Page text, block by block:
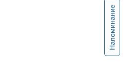
Напоминание